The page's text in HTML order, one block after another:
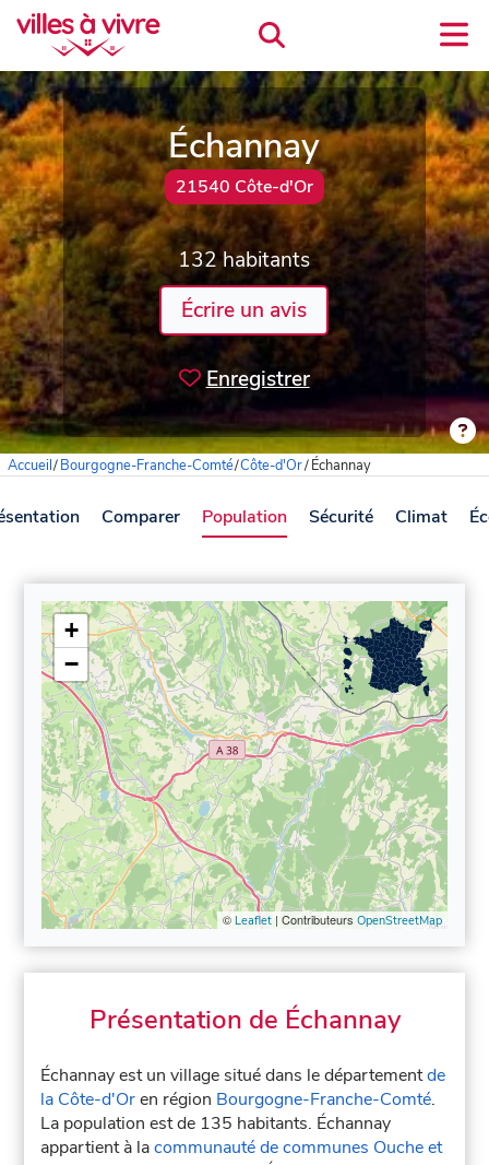
Échannay
21540 Côte-d'Or
132 habitants
Écrire un avis
Enregistrer
Accueil/Bourgogne-Franche-Comté/Côte-d'Or/Échannay
Comparer Population Sécurité Climat
+
−
© Leaflet| Contributeurs OpenStreetMap
Présentation de Échannay
Échannay est un village situé dans le départementde
la Côte-d'Oren région Bourgogne-Franche-Comté.
La population est de 135 habitants. Échannay
appartient à lacommunauté de communes Ouche et